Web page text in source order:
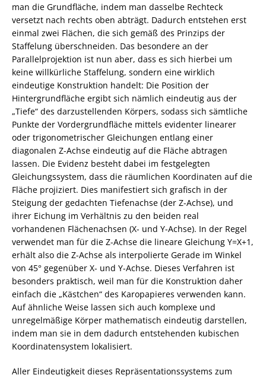
man die Grundfläche, indem man dasselbe Rechteck
versetzt nach rechts oben abträgt. Dadurch entstehen erst
einmal zwei Flächen, die sich gemäß des Prinzips der
Staffelung überschneiden. Das besondere an der
Parallelprojektion ist nun aber, dass es sich hierbei um
keine willkürliche Staffelung, sondern eine wirklich
eindeutige Konstruktion handelt: Die Position der
Hintergrundfläche ergibt sich nämlich eindeutig aus der
„Tiefe“ des darzustellenden Körpers, sodass sich sämtliche
Punkte der Vordergrundfläche mittels evidenter linearer
oder trigonometrischer Gleichungen entlang einer
diagonalen Z-Achse eindeutig auf die Fläche abtragen
lassen. Die Evidenz besteht dabei im festgelegten
Gleichungssystem, dass die räumlichen Koordinaten auf die
Fläche projiziert. Dies manifestiert sich grafisch in der
Steigung der gedachten Tiefenachse (der Z-Achse), und
ihrer Eichung im Verhältnis zu den beiden real
vorhandenen Flächenachsen (X- und Y-Achse). In der Regel
verwendet man für die Z-Achse die lineare Gleichung Y=X+1,
erhält also die Z-Achse als interpolierte Gerade im Winkel
von 45° gegenüber X- und Y-Achse. Dieses Verfahren ist
besonders praktisch, weil man für die Konstruktion daher
einfach die „Kästchen“ des Karopapieres verwenden kann.
Auf ähnliche Weise lassen sich auch komplexe und
unregelmäßige Körper mathematisch eindeutig darstellen,
indem man sie in dem dadurch entstehenden kubischen
Koordinatensystem lokalisiert.
Aller Eindeutigkeit dieses Repräsentationssystems zum